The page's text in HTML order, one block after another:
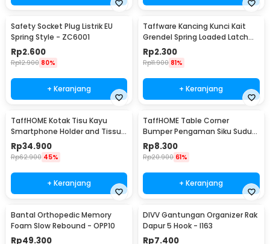
Safety Socket Plug Listrik EU
Spring Style - ZC6001
Rp2.600
Rp12.900 80%
+ Keranjang
Taffware Kancing Kunci Kait
Grendel Spring Loaded Latch
Catch Hasp - KAK-J107
Rp2.300
Rp11.900 81%
+ Keranjang
TaffHOME Kotak Tisu Kayu
Smartphone Holder and Tissue
Box - ZJ05
Rp34.900
Rp62.900 45%
+ Keranjang
TaffHOME Table Corner
Bumper Pengaman Siku Sudut
Meja Silicone 10 PCS - FY21
Rp8.300
Rp20.900 61%
+ Keranjang
Bantal Orthopedic Memory
Foam Slow Rebound - OPP10
Rp49.300
DIVV Gantungan Organizer Rak
Dapur 5 Hook - I163
Rp7.400